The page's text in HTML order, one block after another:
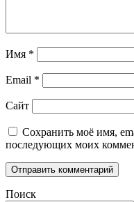
Имя *
Email *
Сайт
Сохранить моё имя,
последующих моих
Поиск